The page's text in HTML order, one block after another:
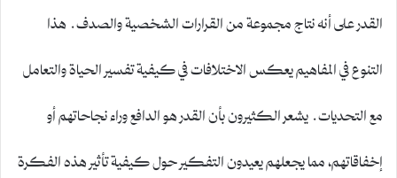
القدر على أنه نتاج مجموعة من القرارات الشخصية والصدف. هذا
التنوع في المفاهيم يعكس الاختلافات في كيفية تفسير الحياة والتعامل
مع التحديات. يشعر الكثيرون بأن القدر هو الدافع وراء نجاحاتهم أو
إخفاقاتهم، مما يجعلهم يعيدون التفكير حول كيفية تأثير هذه الفكرة